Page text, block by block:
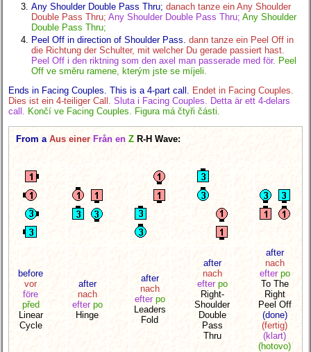
Any Shoulder Double Pass Thru; danach tanze ein Any Shoulder
Double Pass Thru; Any Shoulder Double Pass Thru; Any Shoulder
Double Pass Thru;
Peel Off in direction of Shoulder Pass. dann tanze ein Peel Off in
die Richtung der Schulter, mit welcher Du gerade passiert hast.
Peel Off i den riktning som den axel man passerade med för. Peel
Off ve směru ramene, kterým jste se míjeli.
Ends in Facing Couples. This is a 4-part call. Endet in Facing Couples.
Dies ist ein 4-teiliger Call. Sluta i Facing Couples. Detta är ett 4-delars
call. Končí ve Facing Couples. Figura má čtyři části.
From a Aus einer Från en Z R-H Wave:
before
vor
före
před
Linear
Cycle
after
nach
efter po
Hinge
after
nach
efter po
Leaders
Fold
after
nach
efter po
Right-
Shoulder
Double
Pass
Thru
after
nach
efter po
To The
Right
Peel Off
(done)
(fertig)
(klart)
(hotovo)